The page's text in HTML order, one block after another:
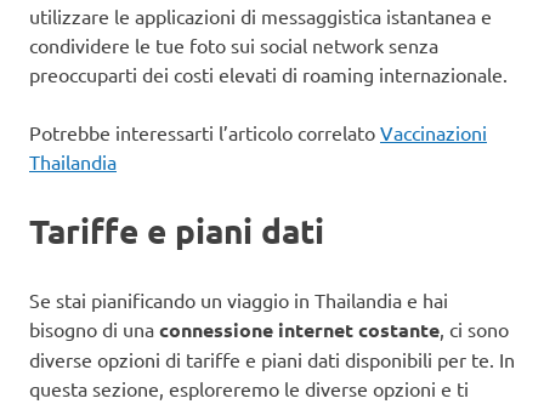
utilizzare le applicazioni di messaggistica istantanea e
condividere le tue foto sui social network senza
preoccuparti dei costi elevati di roaming internazionale.
Potrebbe interessarti l’articolo correlato Vaccinazioni
Thailandia
Tariffe e piani dati
Se stai pianificando un viaggio in Thailandia e hai
bisogno di una connessione internet costante, ci sono
diverse opzioni di tariffe e piani dati disponibili per te. In
questa sezione, esploreremo le diverse opzioni e ti